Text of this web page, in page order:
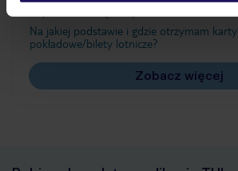
Na jakiej podstawie i gdzie otrzymam karty
pokładowe/bilety lotnicze?
Zobacz więcej